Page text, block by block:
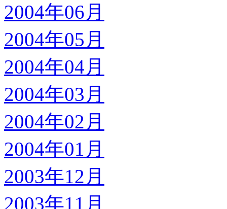
2004年06月
2004年05月
2004年04月
2004年03月
2004年02月
2004年01月
2003年12月
2003年11月